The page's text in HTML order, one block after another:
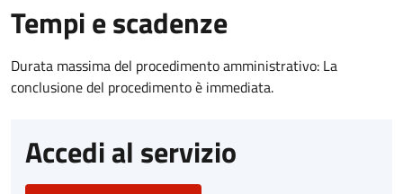
Tempi e scadenze
Durata massima del procedimento amministrativo: La
conclusione del procedimento è immediata.
Accedi al servizio